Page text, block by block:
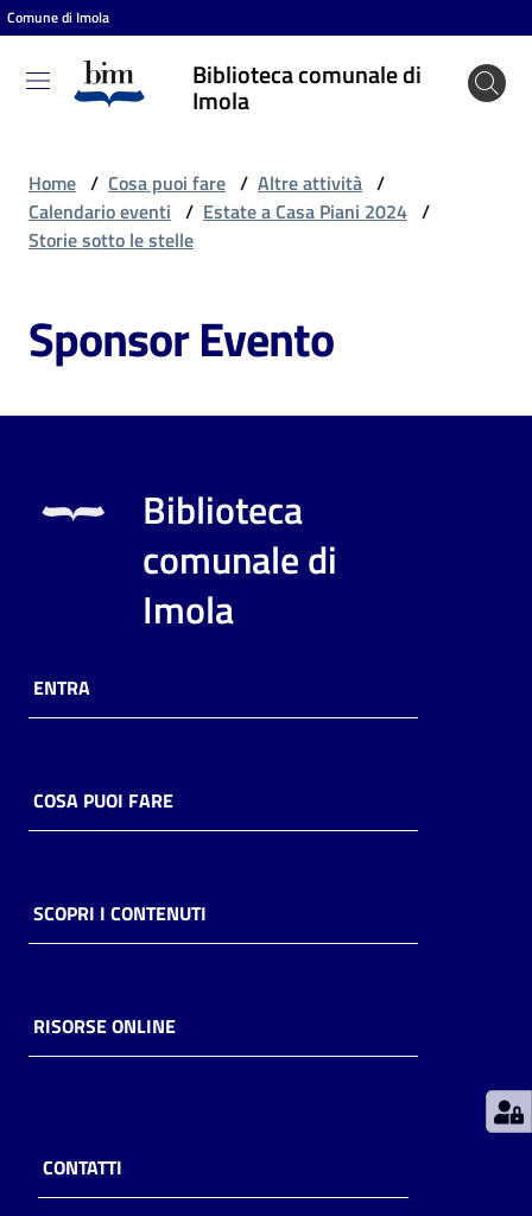
Vai al contenuto
Vai alla navigazione
Vai al footer
Comune di Imola
Biblioteca comunale di
Imola
Biblioteca
comunale
Cosa
fare
Scopri
online
Piani
Decentrate
Home / Cosa puoi fare / Altre attività /
Calendario eventi / Estate a Casa Piani 2024 /
Storie sotto le stelle
Sponsor Evento
Biblioteca
comunale di
Imola
ENTRA
COSA PUOI FARE
SCOPRI I CONTENUTI
RISORSE ONLINE
CONTATTI